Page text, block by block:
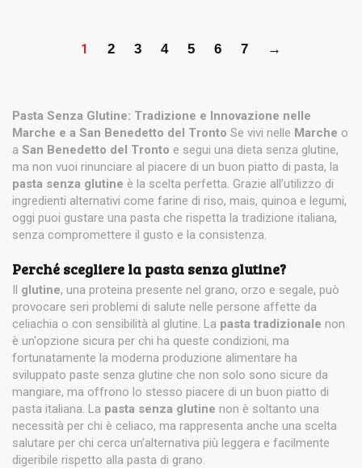
1 2 3 4 5 6 7 →
Pasta Senza Glutine: Tradizione e Innovazione nelle
Marche e a San Benedetto del Tronto Se vivi nelle Marche o
a San Benedetto del Tronto e segui una dieta senza glutine,
ma non vuoi rinunciare al piacere di un buon piatto di pasta, la
pasta senza glutine è la scelta perfetta. Grazie all’utilizzo di
ingredienti alternativi come farine di riso, mais, quinoa e legumi,
oggi puoi gustare una pasta che rispetta la tradizione italiana,
senza compromettere il gusto e la consistenza.
Perché scegliere la pasta senza glutine?
Il glutine, una proteina presente nel grano, orzo e segale, può
provocare seri problemi di salute nelle persone affette da
celiachia o con sensibilità al glutine. La pasta tradizionale non
è un'opzione sicura per chi ha queste condizioni, ma
fortunatamente la moderna produzione alimentare ha
sviluppato paste senza glutine che non solo sono sicure da
mangiare, ma offrono lo stesso piacere di un buon piatto di
pasta italiana. La pasta senza glutine non è soltanto una
necessità per chi è celiaco, ma rappresenta anche una scelta
salutare per chi cerca un’alternativa più leggera e facilmente
digeribile rispetto alla pasta di grano.